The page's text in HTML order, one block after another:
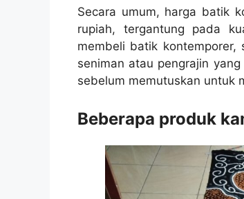
Secara umum, harga batik
rupiah, tergantung pada
membeli batik
seniman atau pengrajin
sebelum memutuskan untuk
Beberapa produk